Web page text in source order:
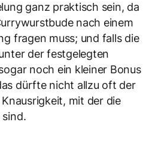
ganz praktisch sein, da
nach einem
fragen muss; und falls die
der festgelegten
noch ein kleiner Bonus
dürfte nicht allzu oft der
mit der die